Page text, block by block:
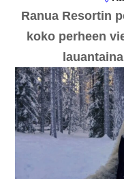
Ranua Resortin
koko perheen